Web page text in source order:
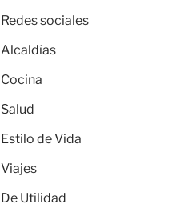
Redes sociales
Alcaldías
Cocina
Salud
Estilo de Vida
Viajes
De Utilidad